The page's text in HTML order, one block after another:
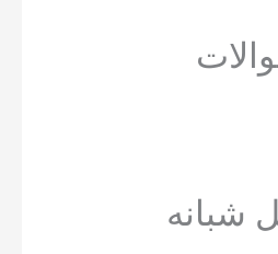
شبانه